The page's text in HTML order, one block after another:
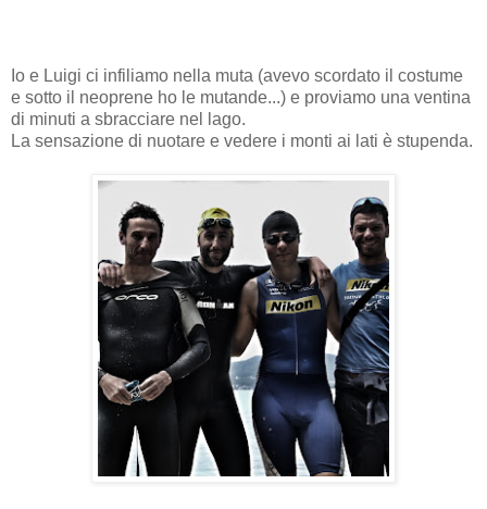
Io e Luigi ci infiliamo nella muta (avevo scordato il costume
e sotto il neoprene ho le mutande...) e proviamo una ventina
di minuti a sbracciare nel lago.
La sensazione di nuotare e vedere i monti ai lati è stupenda.